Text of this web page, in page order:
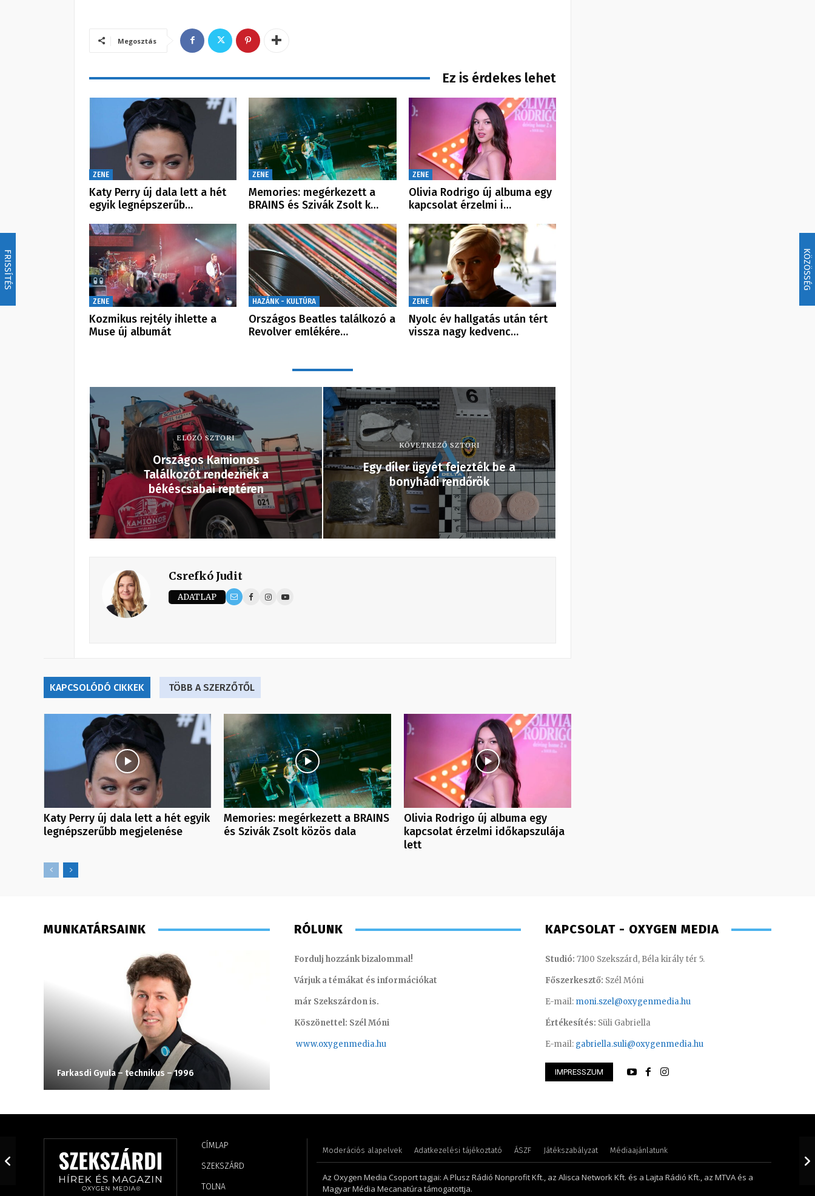
FRISSÍTÉS KÖZÖSSÉG
Megosztás
Ez is érdekes lehet
ZENE
Katy Perry új dala lett a hét
egyik legnépszerűb…
ZENE
Memories: megérkezett a
BRAINS és Szivák Zsolt k…
ZENE
Olivia Rodrigo új albuma egy
kapcsolat érzelmi i…
ZENE
Kozmikus rejtély ihlette a
Muse új albumát
HAZÁNK - KULTÚRA
Országos Beatles találkozó a
Revolver emlékére…
ZENE
Nyolc év hallgatás után tért
vissza nagy kedvenc…
ELŐZŐ SZTORI
Országos Kamionos
Találkozót rendeznek a
békéscsabai reptéren
KÖVETKEZŐ SZTORI
Egy díler ügyét fejezték be a
bonyhádi rendőrök
Csrefkó Judit
ADATLAP
KAPCSOLÓDÓ CIKKEK TÖBB A SZERZŐTŐL
Katy Perry új dala lett a hét egyik
legnépszerűbb megjelenése
Memories: megérkezett a BRAINS
és Szivák Zsolt közös dala
Olivia Rodrigo új albuma egy
kapcsolat érzelmi időkapszulája
lett
MUNKATÁRSAINK
Farkasdi Gyula – technikus – 1996 Monoczki Mária – értékesítési vezető – 2014
RÓLUNK
Fordulj hozzánk bizalommal!
Várjuk a témákat és információkat
már Szekszárdon is.
Köszönettel: Szél Móni
www.oxygenmedia.hu
KAPCSOLAT - OXYGEN MEDIA
Studió: 7100 Szekszárd, Béla király tér 5.
Főszerkesztő: Szél Móni
E-mail: moni.szel@oxygenmedia.hu
Értékesítés: Süli Gabriella
E-mail: gabriella.suli@oxygenmedia.hu
IMPRESSZUM
CÍMLAP
SZEKSZÁRD
TOLNA
Moderációs alapelvek Adatkezelési tájékoztató ÁSZF Játékszabályzat Médiaajánlatunk
Az Oxygen Media Csoport tagjai: A Plusz Rádió Nonprofit Kft., az Alisca Network Kft. és a Lajta Rádió Kft., az MTVA és a
Magyar Média Mecanatúra támogatottja.